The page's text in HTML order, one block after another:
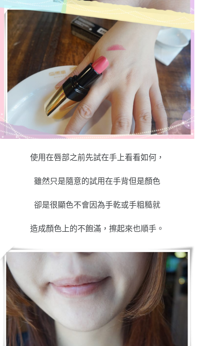
使用在唇部之前先試在手上看看如何，
雖然只是隨意的試用在手背但是顏色
卻是很顯色不會因為手乾或手粗糙就
造成顏色上的不飽滿，擦起來也順手。